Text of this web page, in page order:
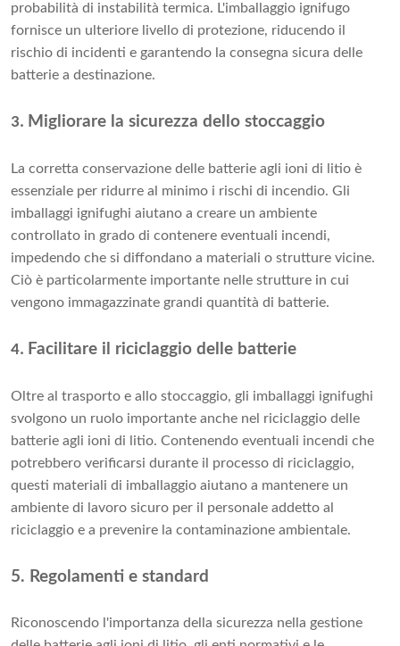
probabilità di instabilità termica. L'imballaggio ignifugo
fornisce un ulteriore livello di protezione, riducendo il
rischio di incidenti e garantendo la consegna sicura delle
batterie a destinazione.
3. Migliorare la sicurezza dello stoccaggio
La corretta conservazione delle batterie agli ioni di litio è
essenziale per ridurre al minimo i rischi di incendio. Gli
imballaggi ignifughi aiutano a creare un ambiente
controllato in grado di contenere eventuali incendi,
impedendo che si diffondano a materiali o strutture vicine.
Ciò è particolarmente importante nelle strutture in cui
vengono immagazzinate grandi quantità di batterie.
4. Facilitare il riciclaggio delle batterie
Oltre al trasporto e allo stoccaggio, gli imballaggi ignifughi
svolgono un ruolo importante anche nel riciclaggio delle
batterie agli ioni di litio. Contenendo eventuali incendi che
potrebbero verificarsi durante il processo di riciclaggio,
questi materiali di imballaggio aiutano a mantenere un
ambiente di lavoro sicuro per il personale addetto al
riciclaggio e a prevenire la contaminazione ambientale.
5. Regolamenti e standard
Riconoscendo l'importanza della sicurezza nella gestione